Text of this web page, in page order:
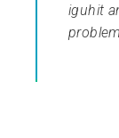
iguhit